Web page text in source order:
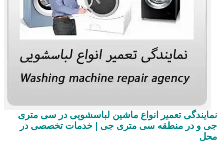
نمایندگی تعمیر انواع ماشین لباسشویی در سی متری
جی و در منطقه سی متری جی | خدمات تخصصی در
محل